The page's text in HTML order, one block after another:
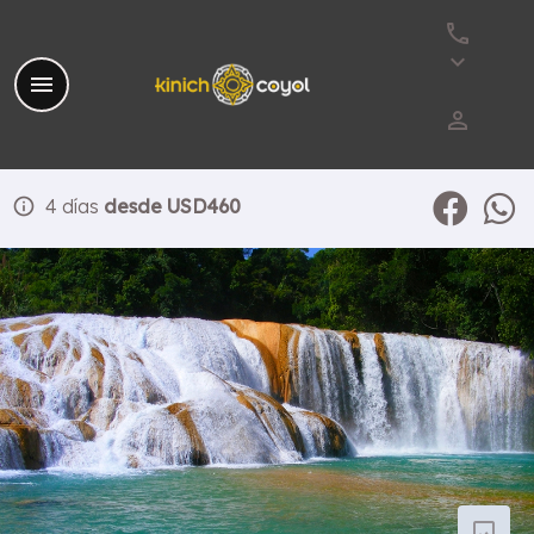
menu
phone
keyboard_arrow_down
perm_identity
info 4 días desde USD460